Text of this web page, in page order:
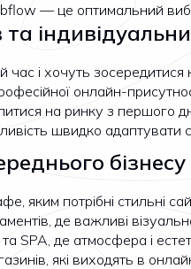
— це оптимальний
час і хочуть
онлайн-
на ринку з першого
швидко адаптувати
бізнесу
яким потрібні стильні
де важливі
SPA, де атмосфера і
які виходять в